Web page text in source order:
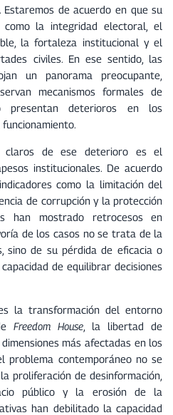
Estaremos de acuerdo en que su
la integridad electoral, el
la fortaleza institucional y el
civiles. En ese sentido, las
un panorama preocupante,
mecanismos formales de
presentan deterioros en los
de ese deterioro es el
institucionales. De acuerdo
como la limitación del
de corrupción y la protección
han mostrado retrocesos en
de los casos no se trata de la
sino de su pérdida de eficacia o
de equilibrar decisiones
la transformación del entorno
Freedom House , la libertad de
más afectadas en los
problema contemporáneo no se
proliferación de desinformación,
público y la erosión de la
han debilitado la capacidad